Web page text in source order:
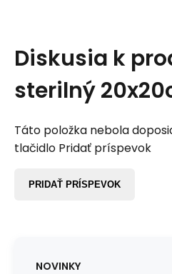
Diskusia k
sterilný
Táto položka nebola
tlačidlo Pridať príspevok
PRIDAŤ PRÍSPEVOK
NOVINKY